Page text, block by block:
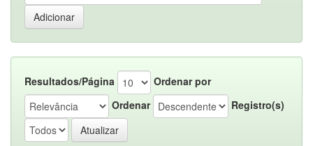
Resultados/Página
Ordenar por
Ordenar
Registro(s)